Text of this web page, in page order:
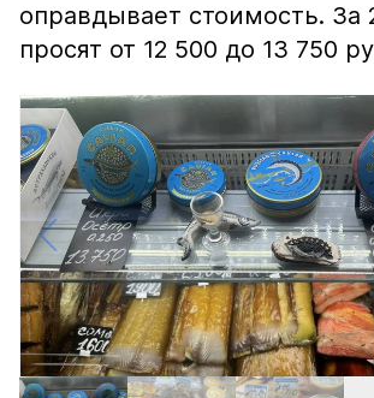
оправдывает стоимость. За
просят от 12 500 до 13 750